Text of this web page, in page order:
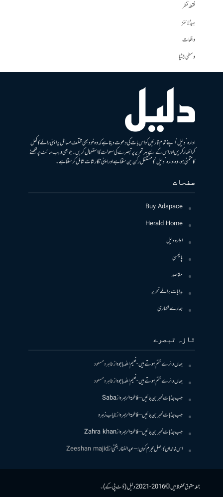
نقطہ نظر
ہیڈلائنز
واقعات
وسطی ایشیا
ادارہ ’دلیل‘ اپنے تمام قارئین کو اس بات کی دعوت دیتا ہے کہ وہ خود بھی مختلف مسائل پر اپنی رائے کا کھل
کر اظہار کریں اور اس کے لیے ہر تحریر پر تبصرے کی سہولت کا استعمال کریں۔ جو بھی ویب سائٹ پر لکھنے
کا متمنی ہو، وہ ادارہ ’دلیل‘ کا مستقل رکن بن سکتا ہے اور اپنی نگارشات شامل کرسکتا ہے۔
صفحات
Buy Adspace
Herald Home
ادارہ دلیل
پالیسی
مقاصد
ہدایات برائے تحریر
ہمارے لکھاری
تازہ تبصرے
جہاں دائرے ختم ہوتے ہیں- نعیم اللہ باجوہازطاہرہ مسعود
جہاں دائرے ختم ہوتے ہیں- نعیم اللہ باجوہازطاہرہ مسعود
جب جذبات خبر بن جائیں – فاطمۃالزہرہازSaba
جب جذبات خبر بن جائیں – فاطمۃالزہرہازنایاب زہرہ
جب جذبات خبر بن جائیں – فاطمۃالزہرہازZahra khan
اس خاندان کا اصل مجرم کون! – عبدالغفار بگٹیازZeeshan majid
جملہ حقوق محفوظ ہیں © 2016-2021 دلیل (ڈاٹ پی کے)۔